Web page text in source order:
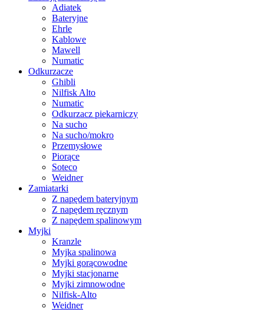
Adiatek
Bateryjne
Ehrle
Kablowe
Mawell
Numatic
Odkurzacze
Ghibli
Nilfisk Alto
Numatic
Odkurzacz piekarniczy
Na sucho
Na sucho/mokro
Przemysłowe
Piorące
Soteco
Weidner
Zamiatarki
Z napędem bateryjnym
Z napędem ręcznym
Z napędem spalinowym
Myjki
Kranzle
Myjka spalinowa
Myjki gorącowodne
Myjki stacjonarne
Myjki zimnowodne
Nilfisk-Alto
Weidner